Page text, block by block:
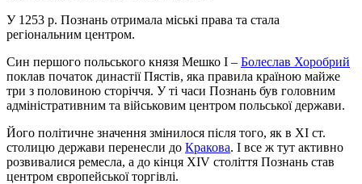
У 1253 р. Познань отримала міські права та стала
регіональним центром.
Син першого польського князя Мешко I – Болеслав Хоробрий
поклав початок династії Пястів, яка правила країною майже
три з половиною сторіччя. У ті часи Познань був головним
адміністративним та військовим центром польської держави.
Його політичне значення змінилося після того, як в XI ст.
столицю держави перенесли до Кракова. І все ж тут активно
розвивалися ремесла, а до кінця XIV століття Познань став
центром європейської торгівлі.